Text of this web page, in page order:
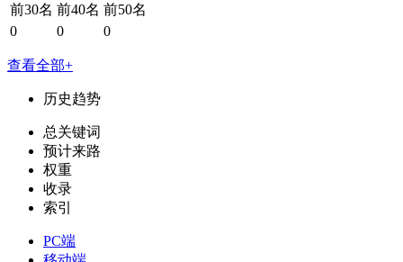
前30名 前40名 前50名
0
0 0
查看全部+
历史趋势
总关键词
预计来路
权重
收录
索引
PC端